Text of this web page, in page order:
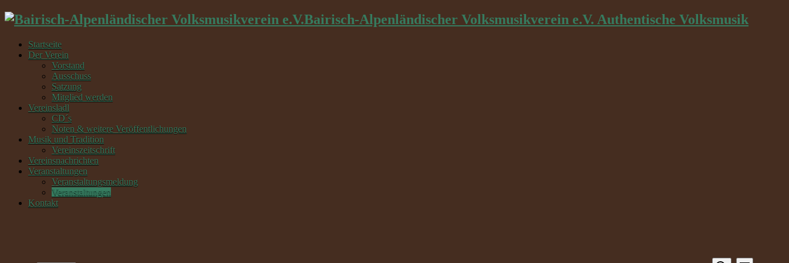
Bairisch-Alpenländischer Volksmusikverein e.V. Authentische Volksmusik
Startseite
Der Verein
Vorstand
Ausschuss
Satzung
Mitglied werden
Vereinsladl
CD´s
Noten & weitere Veröffentlichungen
Musik und Tradition
Vereinszeitschrift
Vereinsnachrichten
Veranstaltungen
Veranstaltungsmeldung
Veranstaltungen
Kontakt